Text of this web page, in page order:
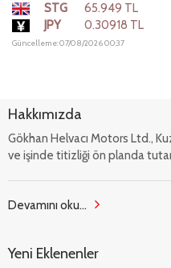
STG
65.949 TL
JPY
0.30918 TL
Güncelleme: 07/08/2026 00:37
Hakkımızda
Gökhan Helvacı Motors Ltd.,
ve işinde titizliği ön planda
Devamını oku...
Yeni Eklenenler